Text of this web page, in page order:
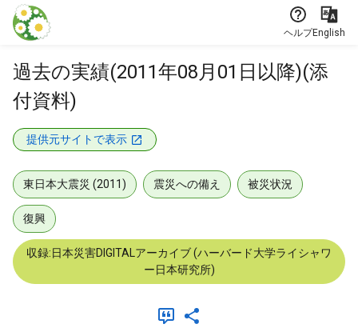
本文に飛ぶ
ヘルプEnglish
過去の実績(2011年08月01日以降)(添
付資料)
提供元サイトで表示
東日本大震災 (2011) 震災への備え 被災状況
復興
収録:日本災害DIGITALアーカイブ (ハーバード大学ライシャワ
ー日本研究所)